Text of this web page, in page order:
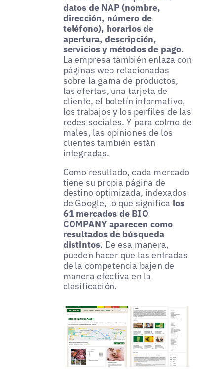
datos de NAP (nombre,
dirección, número de
teléfono), horarios de
apertura, descripción,
servicios y métodos de pago.
La empresa también enlaza con
páginas web relacionadas
sobre la gama de productos,
las ofertas, una tarjeta de
cliente, el boletín informativo,
los trabajos y los perfiles de las
redes sociales. Y para colmo de
males, las opiniones de los
clientes también están
integradas.
Como resultado, cada mercado
tiene su propia página de
destino optimizada, indexados
de Google, lo que significa los
61 mercados de BIO
COMPANY aparecen como
resultados de búsqueda
distintos. De esa manera,
pueden hacer que las entradas
de la competencia bajen de
manera efectiva en la
clasificación.